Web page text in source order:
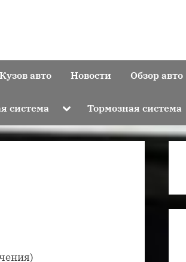
Кузов авто Новости Обзор авто
система Toggle
menu
Тормозная система